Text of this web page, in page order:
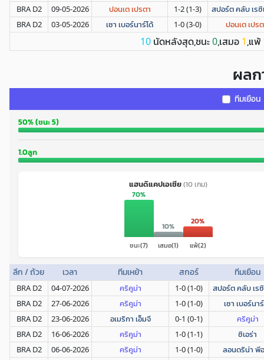
BRA D2 09-05-2026 ปอนเต เปรตา 1-2 (1-3) สปอร์ต คลับ เร
BRA D2 03-05-2026 เซา เบอร์นาร์โด้ 1-0 (3-0) ปอนเต เปร
10 นัดหลังสุด,ชนะ0,เสมอ 1,แพ้
ผล
ทีมเยือน
50% (ชนะ 5)
1.0ลูก
แฮนดิแคปเอเชีย(10 เกม)
70%
ชนะ(7)
10%
เสมอ(1)
20%
แพ้(2)
ลีก / ถ้วย เวลา ทีมเหย้า สกอร์ ทีมเยือน
BRA D2 04-07-2026 คริคูม่า 1-0 (1-0) สปอร์ต คลับ เร
BRA D2 27-06-2026 คริคูม่า 1-0 (1-0) เซา เบอร์นา
BRA D2 23-06-2026 อเมริกา เอ็มจี 0-1 (0-1) คริคูม่า
BRA D2 16-06-2026 คริคูม่า 1-0 (1-1) ซิเอร่า
BRA D2 06-06-2026 คริคูม่า 1-0 (1-0) ลอนดริน่า พี